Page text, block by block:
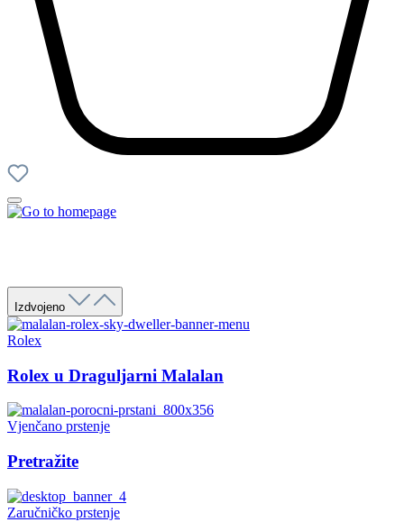
Izdvojeno
Rolex
Rolex u Draguljarni Malalan
Vjenčano prstenje
Pretražite
Zaručničko prstenje